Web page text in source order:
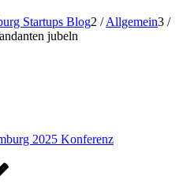
2025 Konferenz
Startups Blog2 / Allgemein3 /
jubeln